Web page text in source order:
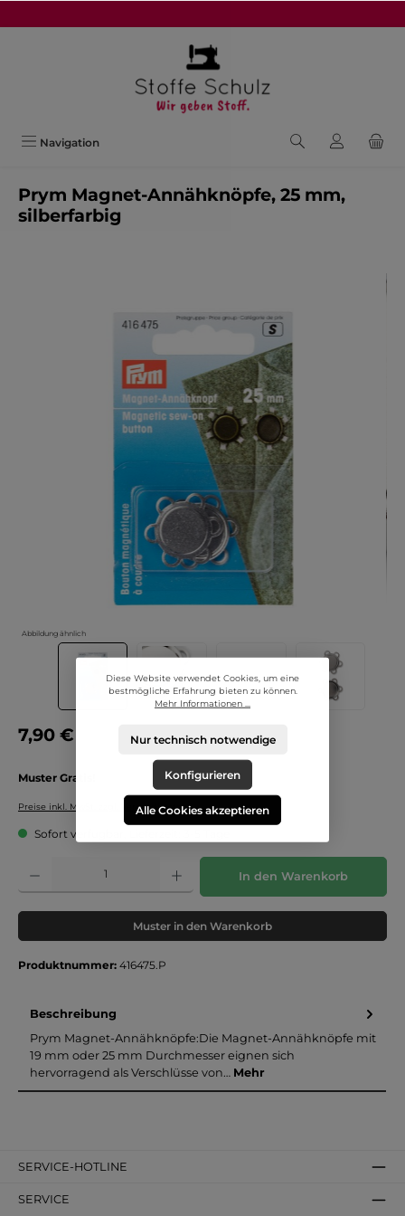
Navigation
Prym Magnet-Annähknöpfe, 25 mm,
silberfarbig
Abbildung ähnlich
7,90 €
Muster Gratis!
Preise inkl. MwSt. zzgl. Versandkosten
Sofort verfügbar, Lieferzeit: 3-5 Tage
Produkt Anzahl: Gib den gewünschten Wert ein oder benutze die Schaltflächen um
In den Warenkorb
Muster in den Warenkorb
Produktnummer: 416475.P
Beschreibung
Prym Magnet-Annähknöpfe:Die Magnet-Annähknöpfe mit
19 mm oder 25 mm Durchmesser eignen sich
hervorragend als Verschlüsse von… Mehr
SERVICE-HOTLINE
SERVICE
Diese Website verwendet Cookies, um eine
bestmögliche Erfahrung bieten zu können.
Mehr Informationen ...
Nur technisch notwendige
Konfigurieren
Alle Cookies akzeptieren